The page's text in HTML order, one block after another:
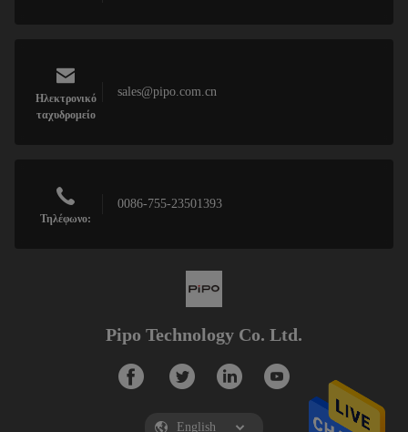
Ηλεκτρονικό
ταχυδρομείο
sales@pipo.com.cn
Τηλέφωνο:
0086-755-23501393
Pipo Technology Co. Ltd.